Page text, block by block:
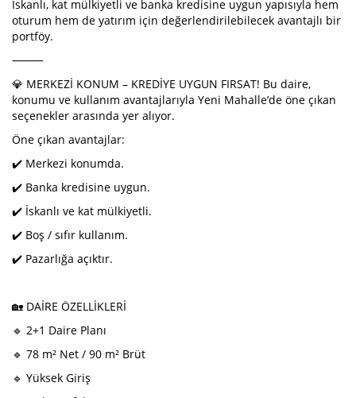
İskanlı, kat mülkiyetli ve banka kredisine uygun yapısıyla hem
oturum hem de yatırım için değerlendirilebilecek avantajlı bir
portföy.
⸻
💎 MERKEZİ KONUM – KREDİYE UYGUN FIRSAT! Bu daire,
konumu ve kullanım avantajlarıyla Yeni Mahalle’de öne çıkan
seçenekler arasında yer alıyor.
Öne çıkan avantajlar:
✔️ Merkezi konumda.
✔️ Banka kredisine uygun.
✔️ İskanlı ve kat mülkiyetli.
✔️ Boş / sıfır kullanım.
✔️ Pazarlığa açıktır.
🏡 DAİRE ÖZELLİKLERİ
🔹 2+1 Daire Planı
🔹 78 m² Net / 90 m² Brüt
🔹 Yüksek Giriş